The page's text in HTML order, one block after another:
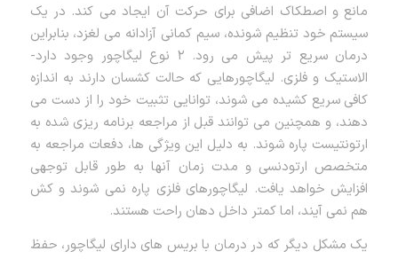
مانع و اصطکاک اضافی برای حرکت آن ایجاد می کند. در یک
سیستم خود تنظیم شونده، سیم کمانی آزادانه می لغزد، بنابراین
درمان سریع تر پیش می رود. ۲ نوع لیگاچور وجود دارد-
الاستیک و فلزی. لیگاچورهایی که حالت کشسان دارند به اندازه
کافی سریع کشیده می شوند، توانایی تثبیت خود را از دست می
دهند، و همچنین می توانند قبل از مراجعه برنامه ریزی شده به
ارتونتیست پاره شوند. به دلیل این ویژگی ها، دفعات مراجعه به
متخصص ارتودنسی و مدت زمان آنها به طور قابل توجهی
افزایش خواهد یافت. لیگاچورهای فلزی پاره نمی شوند و کش
هم نمی آیند، اما کمتر داخل دهان راحت هستند.
یک مشکل دیگر که در درمان با بریس های دارای لیگاچور، حفظ